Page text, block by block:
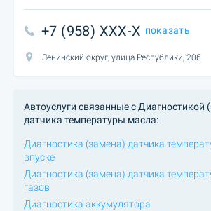
+7 (958) XXX-X показать
Ленинский округ, улица Республики, 206
Автоуслуги связанные с Диагностикой
датчика температуры масла:
Диагностика (замена) датчика
впуске
Диагностика (замена) датчика
газов
Диагностика аккумулятора